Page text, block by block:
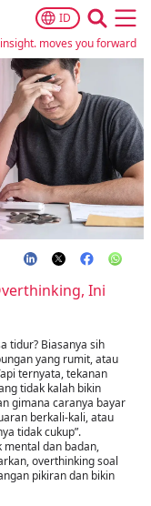
ID
moves you forward
Ini
tidur? Biasanya sih
yang rumit, atau
ternyata, tekanan
tidak kalah bikin
gimana caranya bayar
berkali-kali, atau
tidak cukup”.
dan badan,
overthinking soal
pikiran dan bikin